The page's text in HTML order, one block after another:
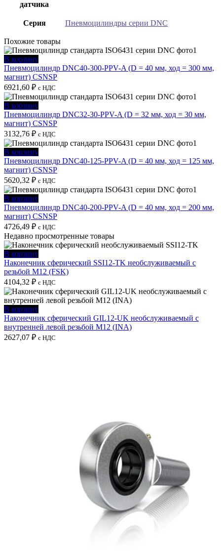
датчика
Серия Пневмоцилиндры серии DNC
Похожие товары
В корзину
Пневмоцилиндр DNC40-300-PPV-A (D = 40 мм, ход = 300 мм,
магнит) CSNSP
6921,60 ₽ с НДС
В корзину
Пневмоцилиндр DNC32-30-PPV-A (D = 32 мм, ход = 30 мм,
магнит) CSNSP
3132,76 ₽ с НДС
В корзину
Пневмоцилиндр DNC40-125-PPV-A (D = 40 мм, ход = 125 мм,
магнит) CSNSP
5620,32 ₽ с НДС
В корзину
Пневмоцилиндр DNC40-200-PPV-A (D = 40 мм, ход = 200 мм,
магнит) CSNSP
4726,49 ₽ с НДС
Недавно просмотренные товары
В корзину
Наконечник сферический SSI12-TK необслуживаемый с
резьбой M12 (FSK)
4104,32 ₽ с НДС
В корзину
Наконечник сферический GIL12-UK необслуживаемый с
внутренней левой резьбой M12 (INA)
2627,07 ₽ с НДС